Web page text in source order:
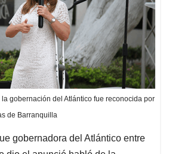
gobernación del Atlántico fue reconocida por
de Barranquilla
gobernadora del Atlántico entre